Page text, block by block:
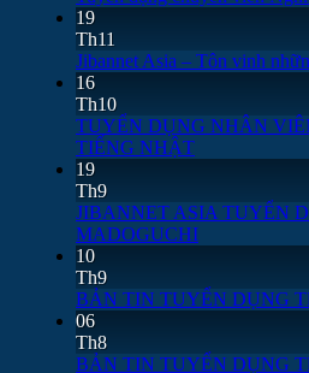
19
Th11
Jibannet Asia – Tôn vinh
16
Th10
TUYỂN DỤNG NHÂN
TIẾNG NHẬT
19
Th9
JIBANNET ASIA TUYỂN
MADOGUCHI
10
Th9
BẢN TIN TUYỂN DỤNG
06
Th8
BẢN TIN TUYỂN DỤNG